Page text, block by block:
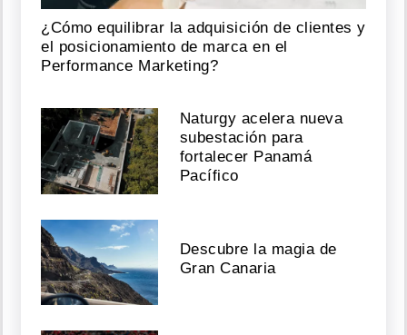
¿Cómo equilibrar la adquisición de clientes y
el posicionamiento de marca en el
Performance Marketing?
Naturgy acelera nueva
subestación para
fortalecer Panamá
Pacífico
Descubre la magia de
Gran Canaria